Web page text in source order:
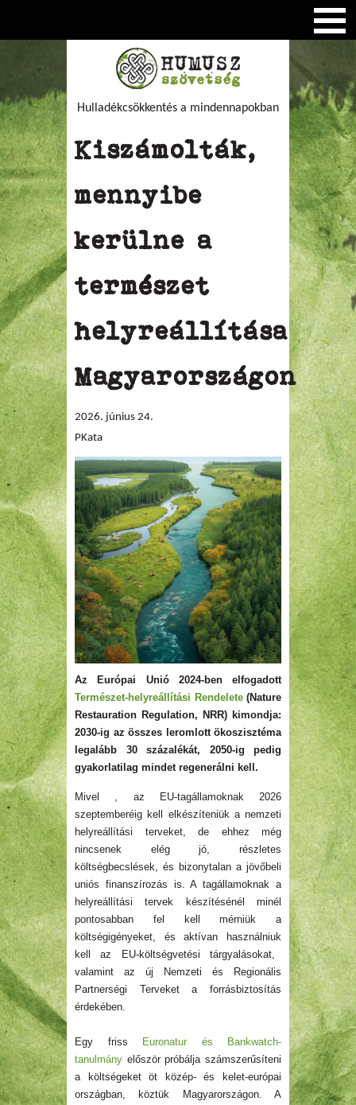
Hulladékcsökkentés a mindennapokban
Kiszámolták,
mennyibe
kerülne a
természet
helyreállítása
Magyarországon
2026. június 24.
PKata
Az Európai Unió 2024-ben elfogadott
Természet-helyreállítási Rendelete(Nature
Restauration Regulation, NRR) kimondja:
2030-ig az összes leromlott ökoszisztéma
legalább 30 százalékát, 2050-ig pedig
gyakorlatilag mindet regenerálni kell.
Mivel , az EU-tagállamoknak 2026
szeptemberéig kell elkészíteniüka nemzeti
helyreállítási terveket, de ehhez még
nincsenek elég jó, részletes
költségbecslések, és bizonytalan a jövőbeli
uniós finanszírozás is. A tagállamoknak a
helyreállítási tervek készítésénél minél
pontosabban fel kellmérniük a
költségigényeket, és aktívan
használniuk
kell az EU-költségvetési tárgyalásokat,
valamint az új Nemzeti és Regionális
Partnerségi Terveket a forrásbiztosítás
érdekében.
Egy friss
Euronatur és Bankwatch-
tanulmány először próbálja számszerűsíteni
a költségeket öt közép- és kelet-európai
országban, köztük Magyarországon. A